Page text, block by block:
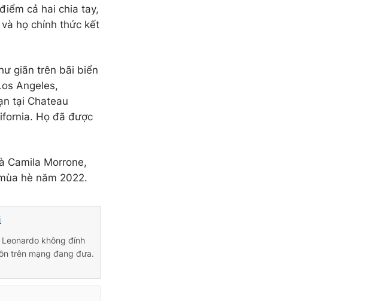
cả hai chia tay,
họ chính thức kết
giãn trên bãi biển
Angeles,
tại Chateau
Họ đã được
Camila Morrone,
hè năm 2022.
không đính
trên mạng đang đưa.